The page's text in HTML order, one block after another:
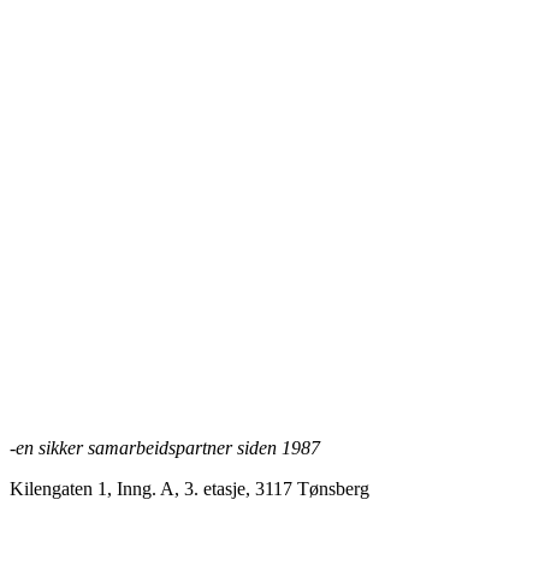
-en sikker samarbeidspartner siden 1987
Kilengaten 1, Inng. A, 3. etasje, 3117 Tønsberg